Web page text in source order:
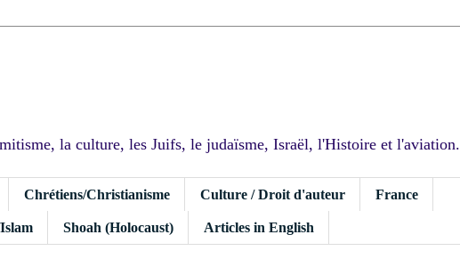
la culture, les Juifs, le judaïsme, Israël, l'Histoire et l'aviation.
Chrétiens/Christianisme Culture / Droit d'auteur France
Shoah (Holocaust) Articles in English